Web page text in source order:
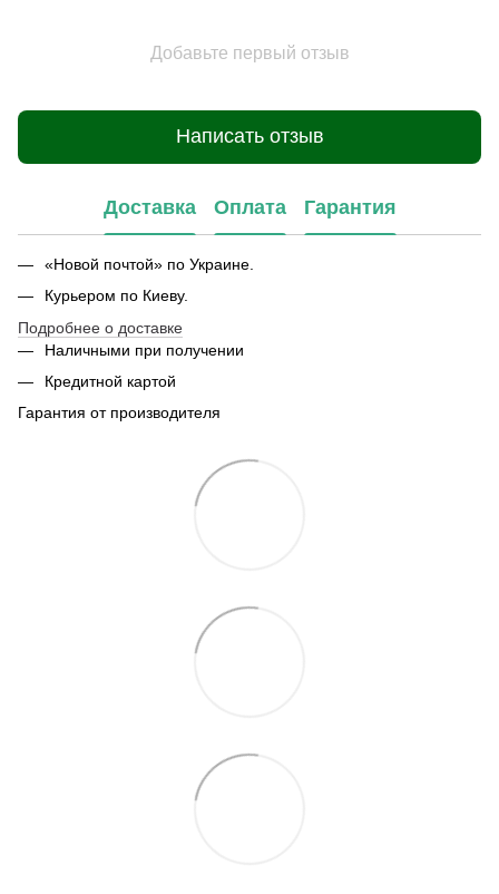
Добавьте первый отзыв
Написать отзыв
Доставка Оплата Гарантия
«Новой почтой» по Украине.
Курьером по Киеву.
Подробнее о доставке
Наличными при получении
Кредитной картой
Гарантия от производителя